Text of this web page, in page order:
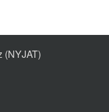
(NYJAT)